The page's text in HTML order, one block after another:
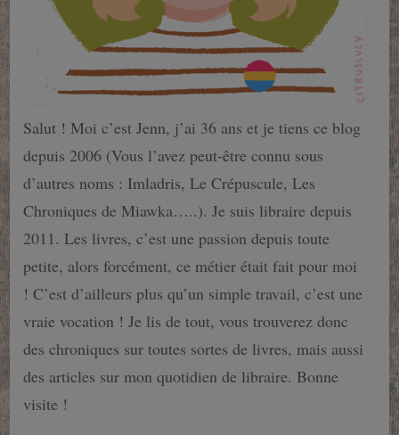
Salut ! Moi c’est Jenn, j’ai 36 ans et je tiens ce blog
depuis 2006 (Vous l’avez peut-être connu sous
d’autres noms : Imladris, Le Crépuscule, Les
Chroniques de Miawka…..). Je suis libraire depuis
2011. Les livres, c’est une passion depuis toute
petite, alors forcément, ce métier était fait pour moi
! C’est d’ailleurs plus qu’un simple travail, c’est une
vraie vocation ! Je lis de tout, vous trouverez donc
des chroniques sur toutes sortes de livres, mais aussi
des articles sur mon quotidien de libraire. Bonne
visite !